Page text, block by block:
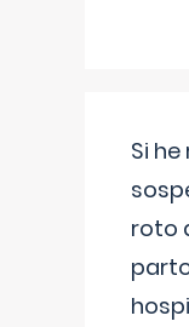
Si
roto